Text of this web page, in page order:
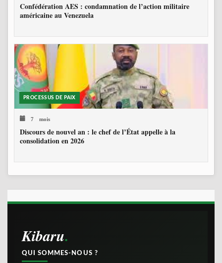
Confédération AES : condamnation de l’action militaire
américaine au Venezuela
PROCESSUS DE PAIX
7 mois
Discours de nouvel an : le chef de l’État appelle à la
consolidation en 2026
Kibaru
QUI SOMMES-NOUS ?